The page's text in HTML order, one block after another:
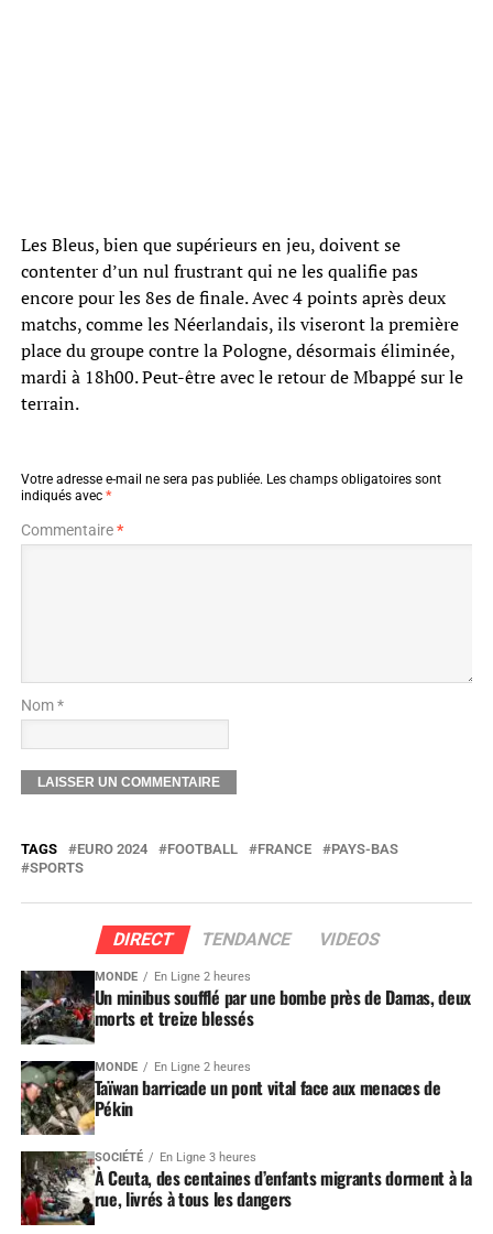
Les Bleus, bien que supérieurs en jeu, doivent se
contenter d’un nul frustrant qui ne les qualifie pas
encore pour les 8es de finale. Avec 4 points après deux
matchs, comme les Néerlandais, ils viseront la première
place du groupe contre la Pologne, désormais éliminée,
mardi à 18h00. Peut-être avec le retour de Mbappé sur le
terrain.
Votre adresse e-mail ne sera pas publiée. Les champs obligatoires sont
indiqués avec *
Commentaire*
Nom *
TAGS EURO 2024 FOOTBALL FRANCE
PAYS-BAS
SPORTS
DIRECT TENDANCE VIDEOS
MONDE En Ligne 2 heures
Un minibus soufflé par une bombe près de Damas, deux
morts et treize blessés
MONDE En Ligne 2 heures
Taïwan barricade un pont vital face aux menaces de
Pékin
SOCIÉTÉ En Ligne 3 heures
À Ceuta, des centaines d’enfants migrants dorment à la
rue, livrés à tous les dangers